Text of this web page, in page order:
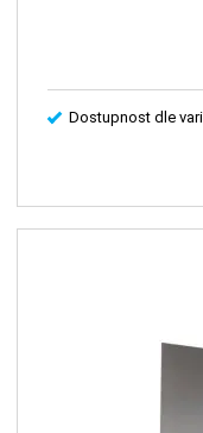
Dostupnost dle